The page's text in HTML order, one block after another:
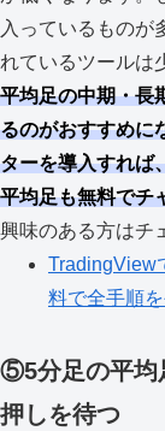
入っているものが
れているツールは
平均足の中期・長
るのがおすすめに
ターを導入すれば
平均足も無料でチ
興味のある方はチ
TradingView
料で全手順
⑤5分足の平均
押しを待つ